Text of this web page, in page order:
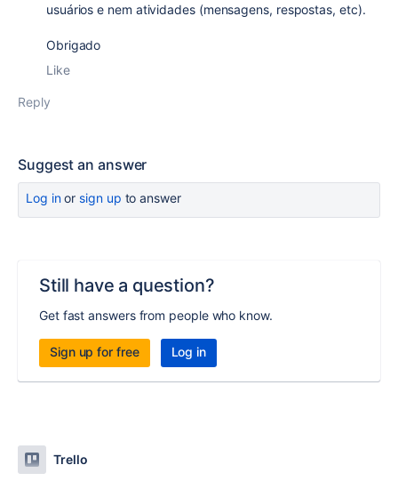
usuários e nem atividades (mensagens, respostas, etc).
Obrigado
Like
Reply
Suggest an answer
Log inor sign up to answer
Still have a question?
Get fast answers from people who know.
Sign up for free Log in
Trello